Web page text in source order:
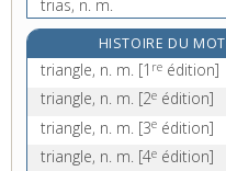
trias, n. m.
triasique, adj.
triathlète, n.
triathlon, n. m.
triatomique, adj.
HISTOIRE DU MOT
triangle, n. m. [1 re édition]
triangle, n. m. [2e édition]
triangle, n. m. [3e édition]
triangle, n. m. [4e édition]